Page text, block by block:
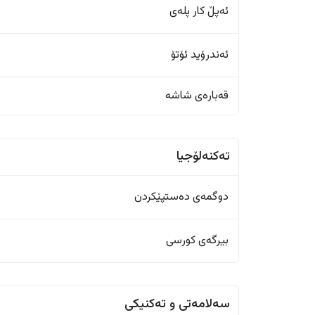
ئەپڵ کار پلەی
ئەندرۆید ئۆتۆ
قەبارەی شاشە
تەکنەلۆجیا
دوگمەی دەستپێکردن
بیرگەی کورسی
سەلامەتی و تەکنیکی